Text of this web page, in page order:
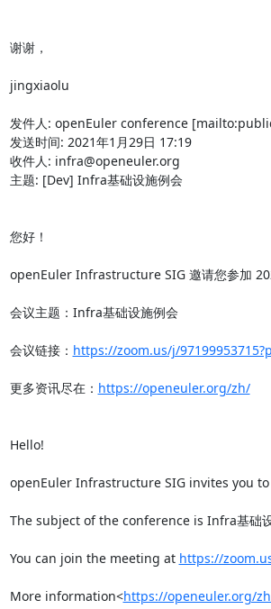
谢谢，
jingxiaolu
发件人: openEuler conference
发送时间: 2021年1月29日 17:19
收件人: infra@openeuler.org
主题: [Dev] Infra基础设施例会
您好！
openEuler Infrastructure SIG 邀请您参加
会议主题：Infra基础设施例会
会议链接： https://zoom.us/j/
更多资讯尽在： https://openeuler.org/zh/
Hello!
openEuler Infrastructure SIG invites you
The subject of the conference is Infra基础
You can join the meeting at https://
More information<https://openeuler.org/